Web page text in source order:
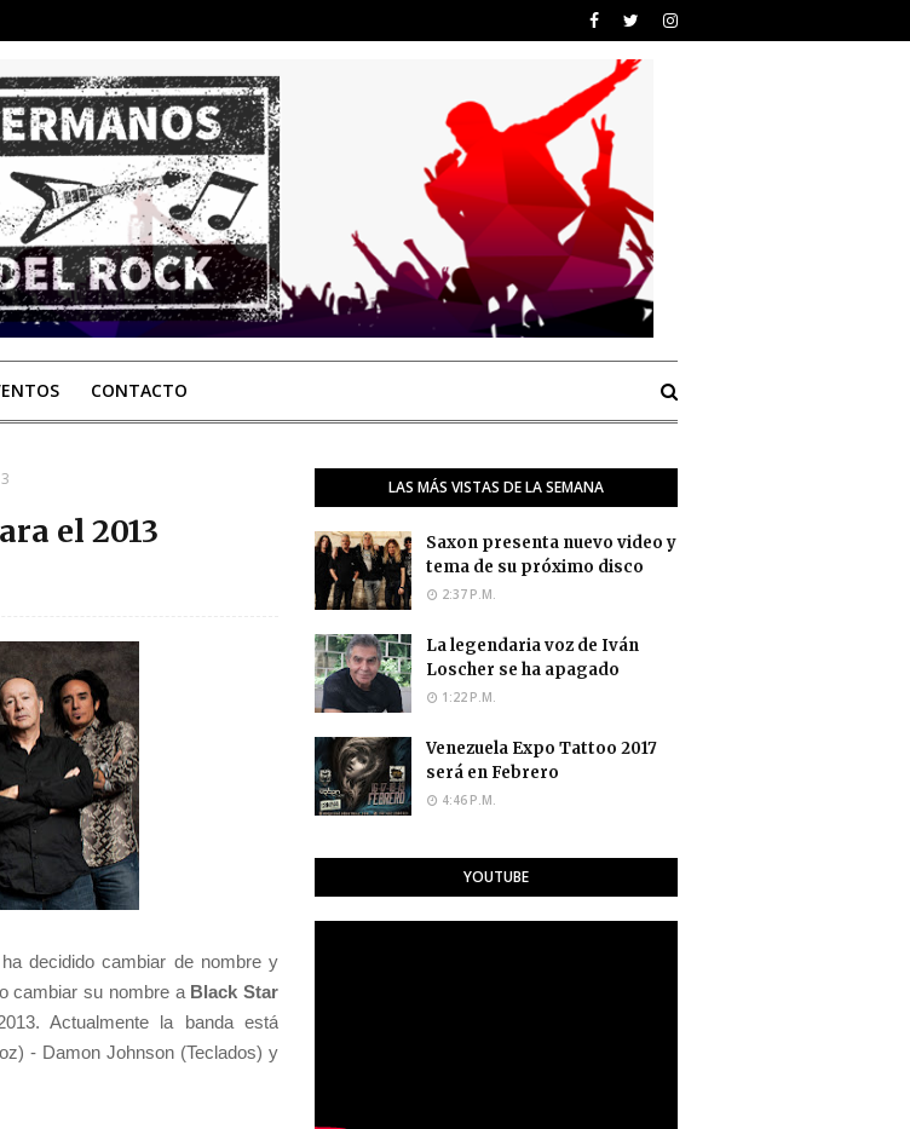
CONTACTO
el 2013
decidido cambiar de nombre y
cambiar su nombre a Black Star
Actualmente la banda está
- Damon Johnson (Teclados) y
LAS MÁS VISTAS DE LA SEMANA
Saxon presenta nuevo video y
tema de su próximo disco
2:37 P.M.
La legendaria voz de Iván
Loscher se ha apagado
1:22 P.M.
Venezuela Expo Tattoo 2017
será en Febrero
4:46 P.M.
YOUTUBE